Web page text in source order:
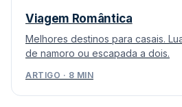
Viagem Romântica
Melhores destinos para casais.
de namoro ou escapada a dois.
ARTIGO · 8 MIN